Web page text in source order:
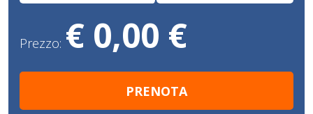
Prezzo: € 0,00 €